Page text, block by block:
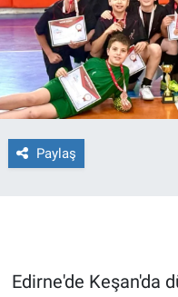
Paylaş
Edirne'de Keşan'da
Haber Arşivi